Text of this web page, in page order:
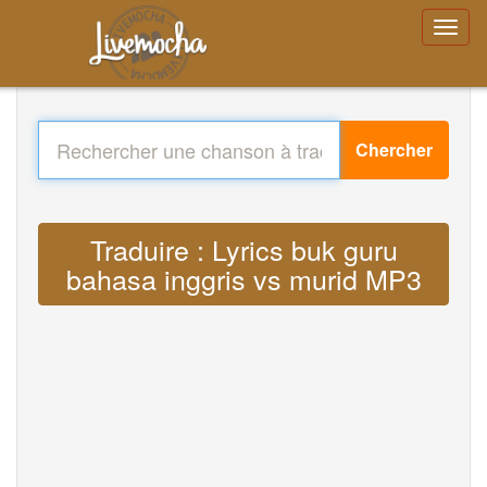
Chercher
Traduire : Lyrics buk guru
bahasa inggris vs murid MP3